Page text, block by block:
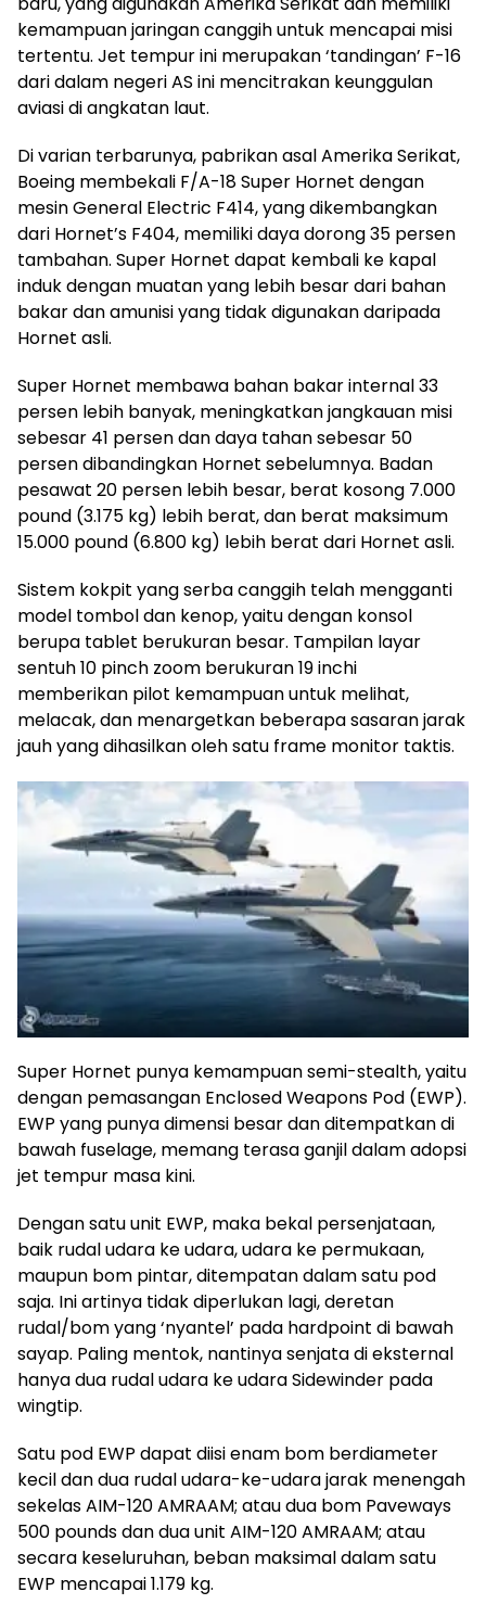
kemampuan jaringan canggih untuk mencapai misi
tertentu. Jet tempur ini merupakan ‘tandingan’ F-16
dari dalam negeri AS ini mencitrakan keunggulan
aviasi di angkatan laut.
Di varian terbarunya, pabrikan asal Amerika Serikat,
Boeing membekali F/A-18 Super Hornet dengan
mesin General Electric F414, yang dikembangkan
dari Hornet’s F404, memiliki daya dorong 35 persen
tambahan. Super Hornet dapat kembali ke kapal
induk dengan muatan yang lebih besar dari bahan
bakar dan amunisi yang tidak digunakan daripada
Hornet asli.
Super Hornet membawa bahan bakar internal 33
persen lebih banyak, meningkatkan jangkauan misi
sebesar 41 persen dan daya tahan sebesar 50
persen dibandingkan Hornet sebelumnya. Badan
pesawat 20 persen lebih besar, berat kosong 7.000
pound (3.175 kg) lebih berat, dan berat maksimum
15.000 pound (6.800 kg) lebih berat dari Hornet asli.
Sistem kokpit yang serba canggih telah mengganti
model tombol dan kenop, yaitu dengan konsol
berupa tablet berukuran besar. Tampilan layar
sentuh 10 pinch zoom berukuran 19 inchi
memberikan pilot kemampuan untuk melihat,
melacak, dan menargetkan beberapa sasaran jarak
jauh yang dihasilkan oleh satu frame monitor taktis.
Super Hornet punya kemampuan semi-stealth, yaitu
dengan pemasangan Enclosed Weapons Pod (EWP).
EWP yang punya dimensi besar dan ditempatkan di
bawah fuselage, memang terasa ganjil dalam adopsi
jet tempur masa kini.
Dengan satu unit EWP, maka bekal persenjataan,
baik rudal udara ke udara, udara ke permukaan,
maupun bom pintar, ditempatan dalam satu pod
saja. Ini artinya tidak diperlukan lagi, deretan
rudal/bom yang ‘nyantel’ pada hardpoint di bawah
sayap. Paling mentok, nantinya senjata di eksternal
hanya dua rudal udara ke udara Sidewinder pada
wingtip.
Satu pod EWP dapat diisi enam bom berdiameter
kecil dan dua rudal udara-ke-udara jarak menengah
sekelas AIM-120 AMRAAM; atau dua bom Paveways
500 pounds dan dua unit AIM-120 AMRAAM; atau
secara keseluruhan, beban maksimal dalam satu
EWP mencapai 1.179 kg.